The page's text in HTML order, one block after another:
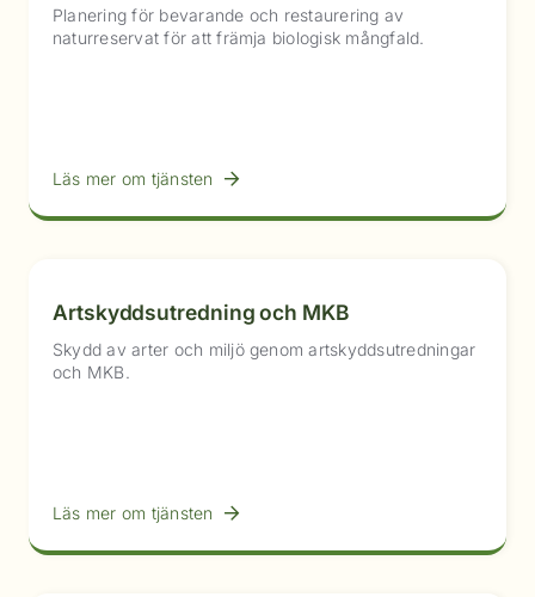
Planering för bevarande och restaurering av
naturreservat för att främja biologisk mångfald.
Läs mer om tjänsten
Artskyddsutredning och MKB
Skydd av arter och miljö genom artskyddsutredningar
och MKB.
Läs mer om tjänsten